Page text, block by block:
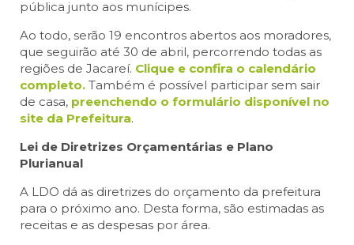
pública junto aos munícipes.
Ao todo, serão 19 encontros abertos aos moradores,
que seguirão até 30 de abril, percorrendo todas as
regiões de Jacareí. Clique e confira o calendário
completo. Também é possível participar sem sair
de casa, preenchendo o formulário disponível no
site da Prefeitura.
Lei de Diretrizes Orçamentárias e Plano
Plurianual
A LDO dá as diretrizes do orçamento da prefeitura
para o próximo ano. Desta forma, são estimadas as
receitas e as despesas por área.